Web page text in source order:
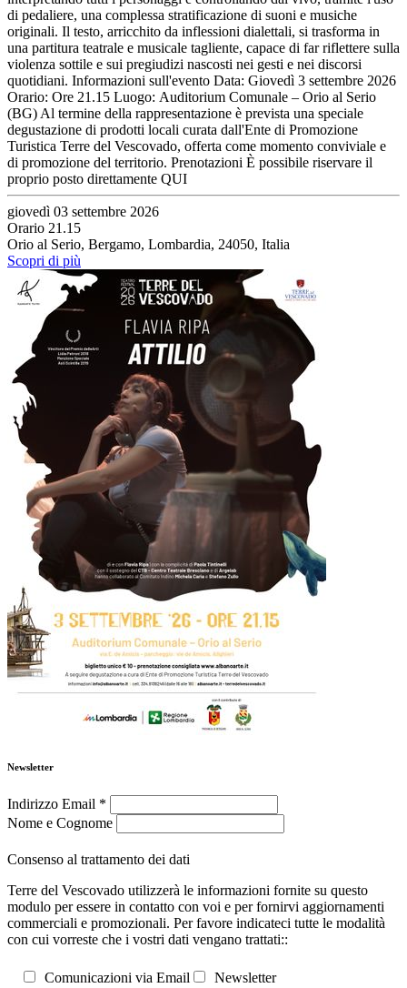
di pedaliere, una complessa stratificazione di suoni e musiche
originali. Il testo, arricchito da inflessioni dialettali, si trasforma in
una partitura teatrale e musicale tagliente, capace di far riflettere sulla
violenza sottile e sui pregiudizi nascosti nei gesti e nei discorsi
quotidiani. Informazioni sull'evento Data: Giovedì 3 settembre 2026
Orario: Ore 21.15 Luogo: Auditorium Comunale – Orio al Serio
(BG) Al termine della rappresentazione è prevista una speciale
degustazione di prodotti locali curata dall'Ente di Promozione
Turistica Terre del Vescovado, offerta come momento conviviale e
di promozione del territorio. Prenotazioni È possibile riservare il
proprio posto direttamente QUI
giovedì 03 settembre 2026
Orario 21.15
Orio al Serio, Bergamo, Lombardia, 24050, Italia
Scopri di più
Newsletter
Indirizzo Email *
Nome e Cognome
Consenso al trattamento dei dati
Terre del Vescovado utilizzerà le informazioni fornite su questo
modulo per essere in contatto con voi e per fornirvi aggiornamenti
commerciali e promozionali. Per favore indicateci tutte le modalità
con cui vorreste che i vostri dati vengano trattati::
Comunicazioni via Email
Newsletter